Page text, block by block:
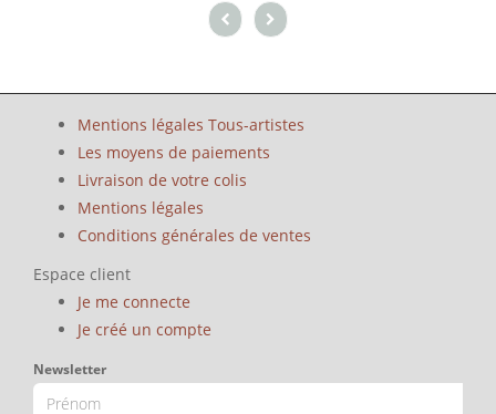
Mentions légales Tous-artistes
Les moyens de paiements
Livraison de votre colis
Mentions légales
Conditions générales de ventes
Espace client
Je me connecte
Je créé un compte
Newsletter